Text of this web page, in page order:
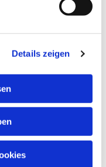
Details zeigen
der Ortskirchen